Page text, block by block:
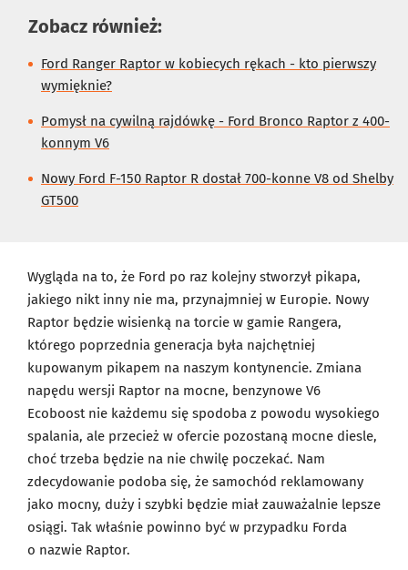
Zobacz również:
Ford Ranger Raptor w kobiecych rękach - kto pierwszy
wymięknie?
Pomysł na cywilną rajdówkę - Ford Bronco Raptor z 400-
konnym V6
Nowy Ford F-150 Raptor R dostał 700-konne V8 od Shelby
GT500
Wygląda na to, że Ford po raz kolejny stworzył pikapa,
jakiego nikt inny nie ma, przynajmniej w Europie. Nowy
Raptor będzie wisienką na torcie w gamie Rangera,
którego poprzednia generacja była najchętniej
kupowanym pikapem na naszym kontynencie. Zmiana
napędu wersji Raptor na mocne, benzynowe V6
Ecoboost nie każdemu się spodoba z powodu wysokiego
spalania, ale przecież w ofercie pozostaną mocne diesle,
choć trzeba będzie na nie chwilę poczekać. Nam
zdecydowanie podoba się, że samochód reklamowany
jako mocny, duży i szybki będzie miał zauważalnie lepsze
osiągi. Tak właśnie powinno być w przypadku Forda
o nazwie Raptor.